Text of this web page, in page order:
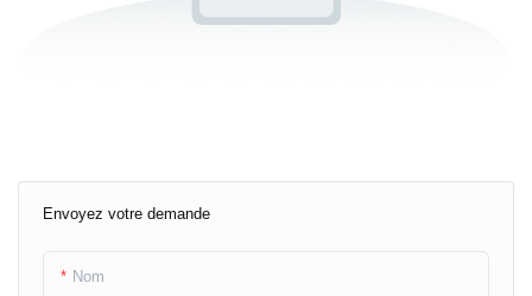
Envoyez votre demande
Nom